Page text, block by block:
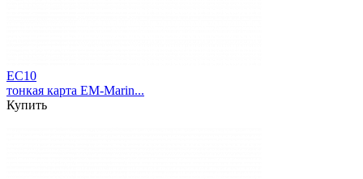
EC10
тонкая карта EM-Marin...
Купить